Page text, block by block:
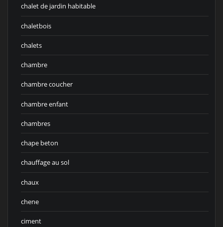
chalet de jardin habitable
chaletbois
chalets
chambre
chambre coucher
chambre enfant
chambres
chape beton
chauffage au sol
chaux
chene
ciment